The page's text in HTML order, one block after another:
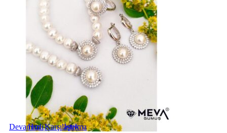
Devamını
HızlıKarşılaştırma
İstek